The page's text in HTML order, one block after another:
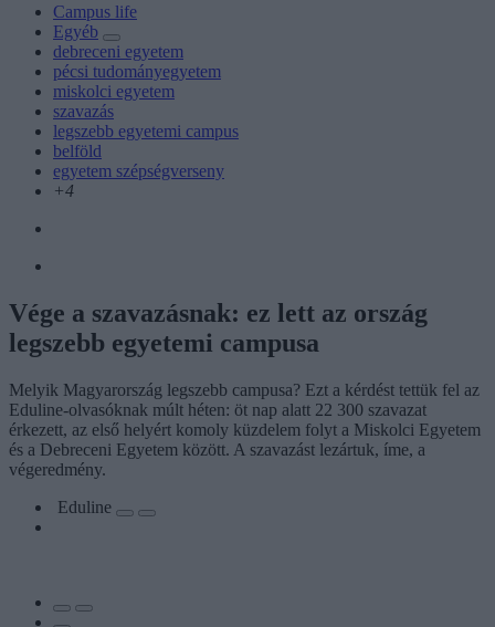
Campus life
Egyéb
debreceni egyetem
pécsi tudományegyetem
miskolci egyetem
szavazás
legszebb egyetemi campus
belföld
egyetem szépségverseny
+4
Vége a szavazásnak: ez lett az ország
legszebb egyetemi campusa
Melyik Magyarország legszebb campusa? Ezt a kérdést tettük fel az
Eduline-olvasóknak múlt héten: öt nap alatt 22 300 szavazat
érkezett, az első helyért komoly küzdelem folyt a Miskolci Egyetem
és a Debreceni Egyetem között. A szavazást lezártuk, íme, a
végeredmény.
Eduline